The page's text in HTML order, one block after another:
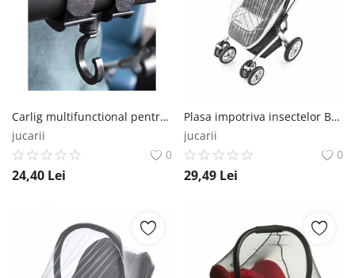
Carlig multifunctional pentru carut BabyJem BabyJem
jucarii
0
24,40 Lei
Plasa impotriva insectelor BabyJem, Alb BabyJem
jucarii
0
29,49 Lei